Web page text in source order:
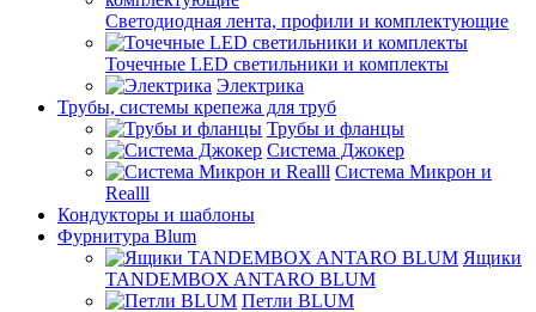
Светодиодная лента, профили и комплектующие
Точечные LED светильники и комплекты
Электрика
Трубы, системы крепежа для труб
Трубы и фланцы
Система Джокер
Система Микрон и
Realll
Кондукторы и шаблоны
Фурнитура Blum
Ящики
TANDEMBOX ANTARO BLUM
Петли BLUM